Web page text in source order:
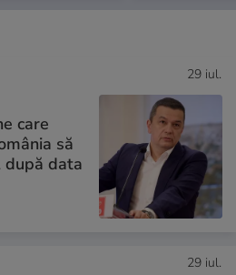
29 iul.
care
să
după data
29 iul.